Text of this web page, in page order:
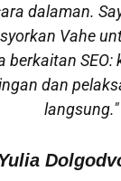
dalaman.
Vahe
berkaitan SEO:
dan
langsung."